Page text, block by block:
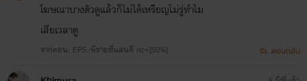
โฆษณาบางตัวดูแล้วก็ไม่ได้เหรียญไม่รู่ทำไม
เสียเวลาดู
จากตอน: EP5::พี่ชายที่แสนดี nc+[50%] ตอบกลับ